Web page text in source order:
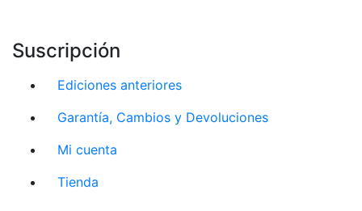
Suscripción
Ediciones anteriores
Garantía, Cambios y Devoluciones
Mi cuenta
Tienda